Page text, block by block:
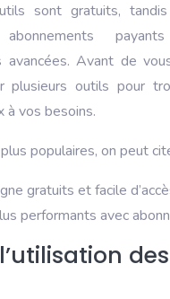
sont gratuits,
avancées. Avant de
plusieurs outils pour
à vos besoins.
populaires, on peut
gratuits et facile
performants avec